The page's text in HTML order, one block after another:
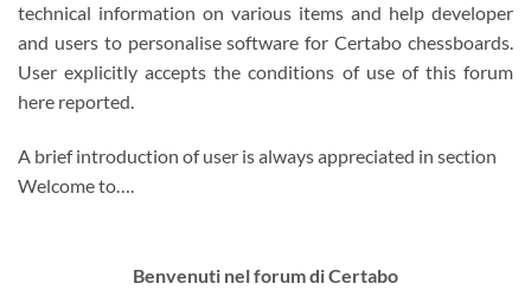
technical information on various items and help developer
and users to personalise software for Certabo chessboards.
User explicitly accepts the conditions of use of this forum
here reported.
A brief introduction of user is always appreciated in section
Welcome to….
Benvenuti nel forum di Certabo